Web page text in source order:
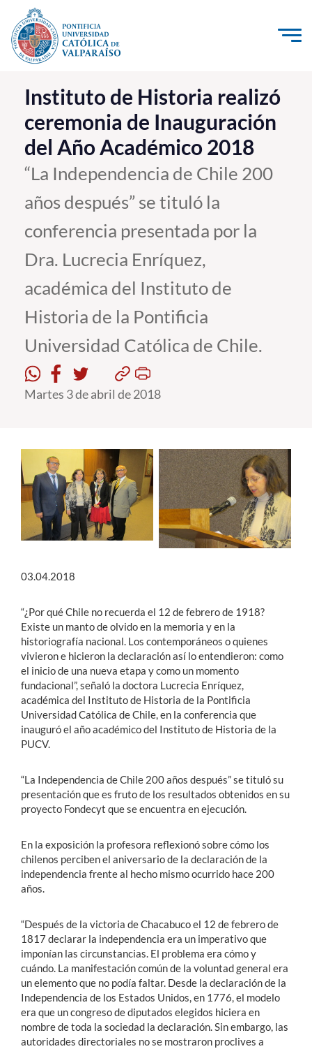
Click acá para ir directamente al contenido
La Universidad
Investigación, Creación e Innovación
PUCV Internacional
Vinculación con el Medio
Estudiantes
Académicos
Funcionarios
English
Instituto de Historia realizó
ceremonia de Inauguración
del Año Académico 2018
“La Independencia de Chile 200
años después” se tituló la
conferencia presentada por la
Dra. Lucrecia Enríquez,
académica del Instituto de
Historia de la Pontificia
Universidad Católica de Chile.
Martes 3 de abril de 2018
03.04.2018
“¿Por qué Chile no recuerda el 12 de febrero de 1918?
Existe un manto de olvido en la memoria y en la
historiografía nacional. Los contemporáneos o quienes
vivieron e hicieron la declaración así lo entendieron: como
el inicio de una nueva etapa y como un momento
fundacional”, señaló la doctora Lucrecia Enríquez,
académica del Instituto de Historia de la Pontificia
Universidad Católica de Chile, en la conferencia que
inauguró el año académico del Instituto de Historia de la
PUCV.
“La Independencia de Chile 200 años después” se tituló su
presentación que es fruto de los resultados obtenidos en su
proyecto Fondecyt que se encuentra en ejecución.
En la exposición la profesora reflexionó sobre cómo los
chilenos perciben el aniversario de la declaración de la
independencia frente al hecho mismo ocurrido hace 200
años.
“Después de la victoria de Chacabuco el 12 de febrero de
1817 declarar la independencia era un imperativo que
imponían las circunstancias. El problema era cómo y
cuándo. La manifestación común de la voluntad general era
un elemento que no podía faltar. Desde la declaración de la
Independencia de los Estados Unidos, en 1776, el modelo
era que un congreso de diputados elegidos hiciera en
nombre de toda la sociedad la declaración. Sin embargo, las
autoridades directoriales no se mostraron proclives a